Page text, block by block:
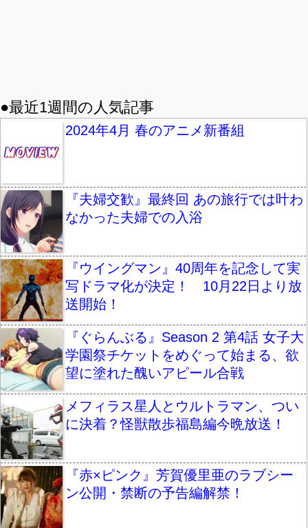
●最近1週間の人気記事
2024年4月 春のアニメ新番組
『夫婦交歓』最終回 あの旅行では叶わ
なかった夫婦での入浴
『ウイングマン』40周年を記念して実
写ドラマ化が決定！ 10月22日より放
送開始！
『ぐらんぶる』Season 2 第4話 女子大
学園祭チケットをめぐって始まる、欲
望に塗れた醜いアピール合戦
メフィラス星人とウルトラマン、つい
に決着？怪獣散歩福島編今晩放送！
『赤×ピンク』芳賀優里亜のラブシー
ン公開・禁断の予告編解禁！